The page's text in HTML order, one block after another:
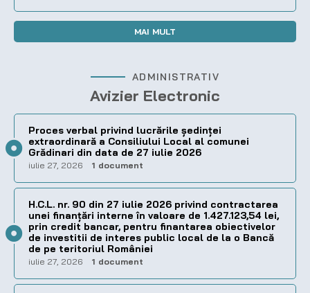
MAI MULT
ADMINISTRATIV
Avizier Electronic
Proces verbal privind lucrările ședinței
extraordinară a Consiliului Local al comunei
Grădinari din data de 27 iulie 2026
iulie 27, 2026 1 document
H.C.L. nr. 90 din 27 iulie 2026 privind contractarea
unei finanțări interne în valoare de 1.427.123,54 lei,
prin credit bancar, pentru finantarea obiectivelor
de investitii de interes public local de la o Bancă
de pe teritoriul României
iulie 27, 2026 1 document